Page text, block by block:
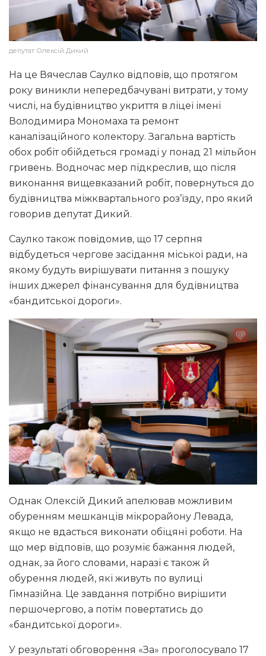
депутат Олексій Дикий
На це Вячеслав Саулко відповів, що протягом
року виникли непередбачувані витрати, у тому
числі, на будівництво укриття в ліцеї імені
Володимира Мономаха та ремонт
каналізаційного колектору. Загальна вартість
обох робіт обійдеться громаді у понад 21 мільйон
гривень. Водночас мер підкреслив, що після
виконання вищевказаний робіт, повернуться до
будівництва міжквартального роз’їзду, про який
говорив депутат Дикий.
Саулко також повідомив, що 17 серпня
відбудеться чергове засідання міської ради, на
якому будуть вирішувати питання з пошуку
інших джерел фінансування для будівництва
«бандитської дороги».
Однак Олексій Дикий апелював можливим
обуренням мешканців мікрорайону Левада,
якщо не вдасться виконати обіцяні роботи. На
що мер відповів, що розуміє бажання людей,
однак, за його словами, наразі є також й
обурення людей, які живуть по вулиці
Гімназійна. Це завдання потрібно вирішити
першочергово, а потім повертатись до
«бандитської дороги».
У результаті обговорення «За» проголосувало 17